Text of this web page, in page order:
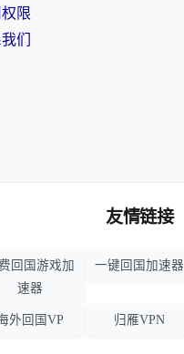
限
们
友情链接
回国游戏加
速器
一键回国加速器
外回国VP 归雁VPN